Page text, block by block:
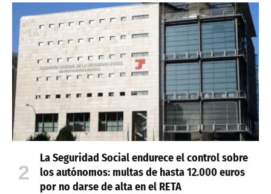
La Seguridad Social endurece el control sobre
los autónomos: multas de hasta 12.000 euros
por no darse de alta en el RETA